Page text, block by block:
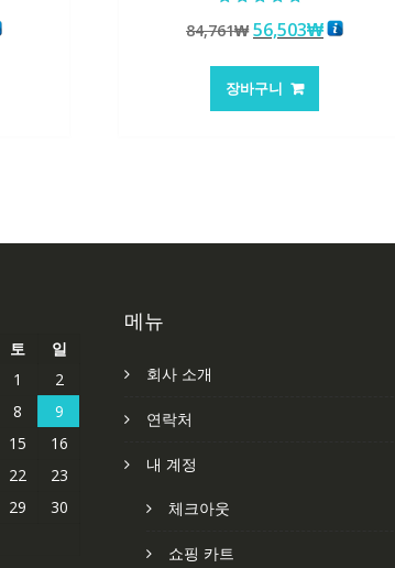
4.50
로 평가됨
84,761₩ 원
가
격:
56,503₩현
장바구니
토
일
1
2
8
9
15
16
22
23
29
30
메뉴
회사 소개
연락처
내 계정
체크아웃
쇼핑 카트